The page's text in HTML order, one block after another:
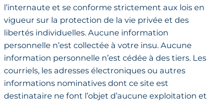
l’internaute et se conforme strictement aux lois en
vigueur sur la protection de la vie privée et des
libertés individuelles. Aucune information
personnelle n’est collectée à votre insu. Aucune
information personnelle n’est cédée à des tiers. Les
courriels, les adresses électroniques ou autres
informations nominatives dont ce site est
destinataire ne font l’objet d’aucune exploitation et